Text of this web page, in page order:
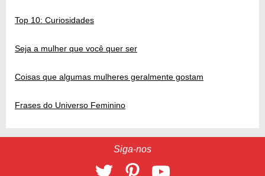
Top 10: Curiosidades
Seja a mulher que você quer ser
Coisas que algumas mulheres geralmente gostam
Frases do Universo Feminino
Siga-nos